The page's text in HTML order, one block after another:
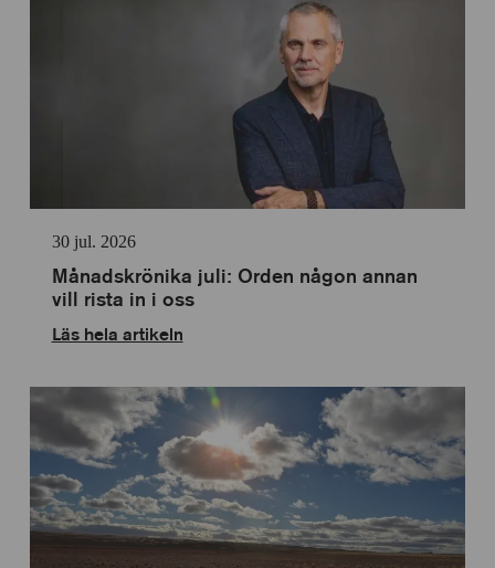
30 jul. 2026
Månadskrönika juli: Orden någon annan
vill rista in i oss
Läs hela artikeln